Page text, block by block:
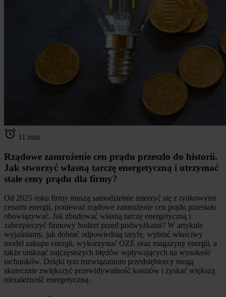
11 min
Rządowe zamrożenie cen prądu przeszło do historii.
Jak stworzyć własną tarczę energetyczną i utrzymać
stałe ceny prądu dla firmy?
Od 2025 roku firmy muszą samodzielnie mierzyć się z rynkowymi
cenami energii, ponieważ rządowe zamrożenie cen prądu przestało
obowiązywać. Jak zbudować własną tarczę energetyczną i
zabezpieczyć firmowy budżet przed podwyżkami? W artykule
wyjaśniamy, jak dobrać odpowiednią taryfę, wybrać właściwy
model zakupu energii, wykorzystać OZE oraz magazyny energii, a
także uniknąć najczęstszych błędów wpływających na wysokość
rachunków. Dzięki tym rozwiązaniom przedsiębiorcy mogą
skutecznie zwiększyć przewidywalność kosztów i zyskać większą
niezależność energetyczną.